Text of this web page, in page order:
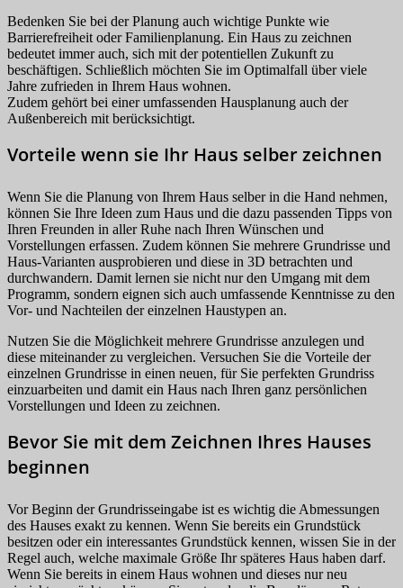
Bedenken Sie bei der Planung auch wichtige Punkte wie
Barrierefreiheit oder Familienplanung. Ein Haus zu zeichnen
bedeutet immer auch, sich mit der potentiellen Zukunft zu
beschäftigen. Schließlich möchten Sie im Optimalfall über viele
Jahre zufrieden in Ihrem Haus wohnen.
Zudem gehört bei einer umfassenden Hausplanung auch der
Außenbereich mit berücksichtigt.
Vorteile wenn sie Ihr Haus selber zeichnen
Wenn Sie die Planung von Ihrem Haus selber in die Hand nehmen,
können Sie Ihre Ideen zum Haus und die dazu passenden Tipps von
Ihren Freunden in aller Ruhe nach Ihren Wünschen und
Vorstellungen erfassen. Zudem können Sie mehrere Grundrisse und
Haus-Varianten ausprobieren und diese in 3D betrachten und
durchwandern. Damit lernen sie nicht nur den Umgang mit dem
Programm, sondern eignen sich auch umfassende Kenntnisse zu den
Vor- und Nachteilen der einzelnen Haustypen an.
Nutzen Sie die Möglichkeit mehrere Grundrisse anzulegen und
diese miteinander zu vergleichen. Versuchen Sie die Vorteile der
einzelnen Grundrisse in einen neuen, für Sie perfekten Grundriss
einzuarbeiten und damit ein Haus nach Ihren ganz persönlichen
Vorstellungen und Ideen zu zeichnen.
Bevor Sie mit dem Zeichnen Ihres Hauses
beginnen
Vor Beginn der Grundrisseingabe ist es wichtig die Abmessungen
des Hauses exakt zu kennen. Wenn Sie bereits ein Grundstück
besitzen oder ein interessantes Grundstück kennen, wissen Sie in der
Regel auch, welche maximale Größe Ihr späteres Haus haben darf.
Wenn Sie bereits in einem Haus wohnen und dieses nur neu